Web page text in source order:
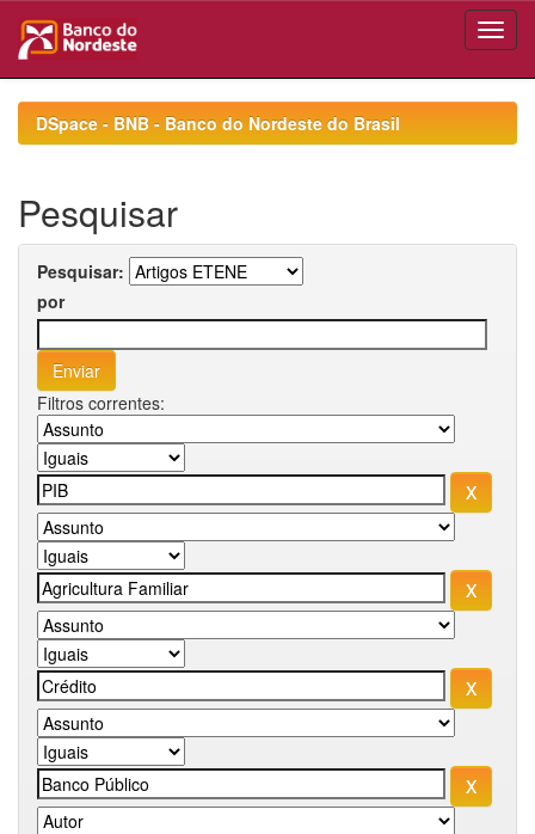
navigationDSpace - BNB - Banco do Nordeste do Brasil
Pesquisar
Pesquisar:
por
Filtros correntes: